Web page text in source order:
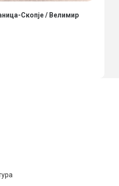
Скопје / Велимир